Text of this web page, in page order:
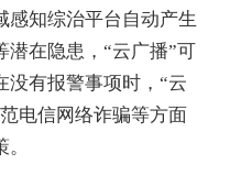
感知综治平台自动产生
潜在隐患，“云广播”可
没有报警事项时，“云
电信网络诈骗等方面